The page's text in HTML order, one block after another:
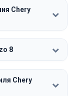
Chery
8
Chery